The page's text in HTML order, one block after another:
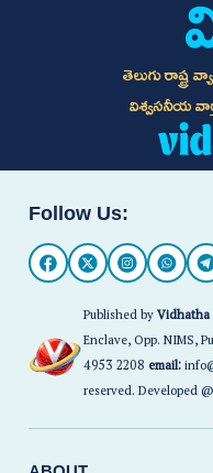
తెలుగు రాష్ట్ర
విశ్వసనీయ
Follow Us:
Published byVidhatha
Enclave, Opp. NIMS,
4953 2208 email:
reserved. Developed @